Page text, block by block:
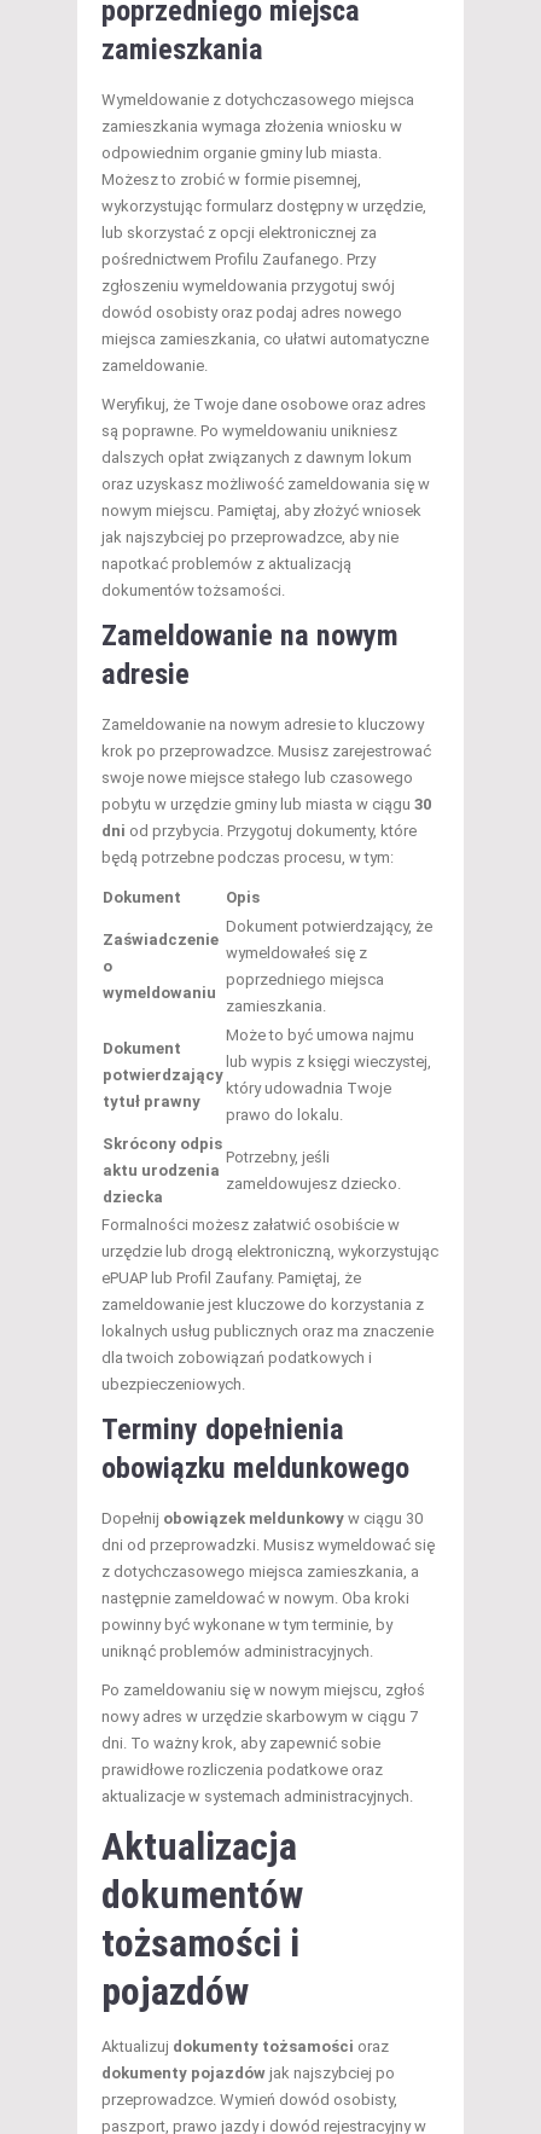
poprzedniego miejsca
zamieszkania
Wymeldowanie z dotychczasowego miejsca
zamieszkania wymaga złożenia wniosku w
odpowiednim organie gminy lub miasta.
Możesz to zrobić w formie pisemnej,
wykorzystując formularz dostępny w urzędzie,
lub skorzystać z opcji elektronicznej za
pośrednictwem Profilu Zaufanego. Przy
zgłoszeniu wymeldowania przygotuj swój
dowód osobisty oraz podaj adres nowego
miejsca zamieszkania, co ułatwi automatyczne
zameldowanie.
Weryfikuj, że Twoje dane osobowe oraz adres
są poprawne. Po wymeldowaniu unikniesz
dalszych opłat związanych z dawnym lokum
oraz uzyskasz możliwość zameldowania się w
nowym miejscu. Pamiętaj, aby złożyć wniosek
jak najszybciej po przeprowadzce, aby nie
napotkać problemów z aktualizacją
dokumentów tożsamości.
Zameldowanie na nowym
adresie
Zameldowanie na nowym adresie to kluczowy
krok po przeprowadzce. Musisz zarejestrować
swoje nowe miejsce stałego lub czasowego
pobytu w urzędzie gminy lub miasta w ciągu 30
dni od przybycia. Przygotuj dokumenty, które
będą potrzebne podczas procesu, w tym:
Dokument Opis
Zaświadczenie
o
wymeldowaniu
Dokument potwierdzający, że
wymeldowałeś się z
poprzedniego miejsca
zamieszkania.
Dokument
potwierdzający
tytuł prawny
Może to być umowa najmu
lub wypis z księgi wieczystej,
który udowadnia Twoje
prawo do lokalu.
Skrócony odpis
aktu urodzenia
dziecka
Potrzebny, jeśli
zameldowujesz dziecko.
Formalności możesz załatwić osobiście w
urzędzie lub drogą elektroniczną, wykorzystując
ePUAP lub Profil Zaufany. Pamiętaj, że
zameldowanie jest kluczowe do korzystania z
lokalnych usług publicznych oraz ma znaczenie
dla twoich zobowiązań podatkowych i
ubezpieczeniowych.
Terminy dopełnienia
obowiązku meldunkowego
Dopełnij obowiązek meldunkowy w ciągu 30
dni od przeprowadzki. Musisz wymeldować się
z dotychczasowego miejsca zamieszkania, a
następnie zameldować w nowym. Oba kroki
powinny być wykonane w tym terminie, by
uniknąć problemów administracyjnych.
Po zameldowaniu się w nowym miejscu, zgłoś
nowy adres w urzędzie skarbowym w ciągu 7
dni. To ważny krok, aby zapewnić sobie
prawidłowe rozliczenia podatkowe oraz
aktualizacje w systemach administracyjnych.
Aktualizacja
dokumentów
tożsamości i
pojazdów
Aktualizuj dokumenty tożsamości oraz
dokumenty pojazdów jak najszybciej po
przeprowadzce. Wymień dowód osobisty,
paszport, prawo jazdy i dowód rejestracyjny w